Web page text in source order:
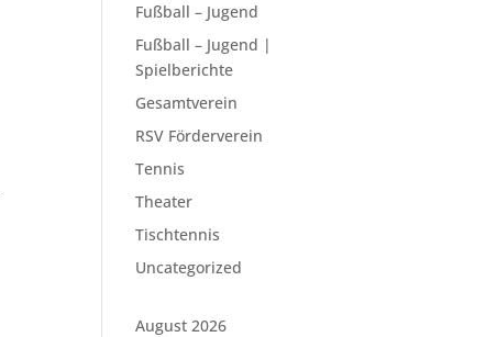
Fußball – Jugend
Fußball – Jugend |
Spielberichte
Gesamtverein
RSV Förderverein
Tennis
Theater
Tischtennis
Uncategorized
August 2026